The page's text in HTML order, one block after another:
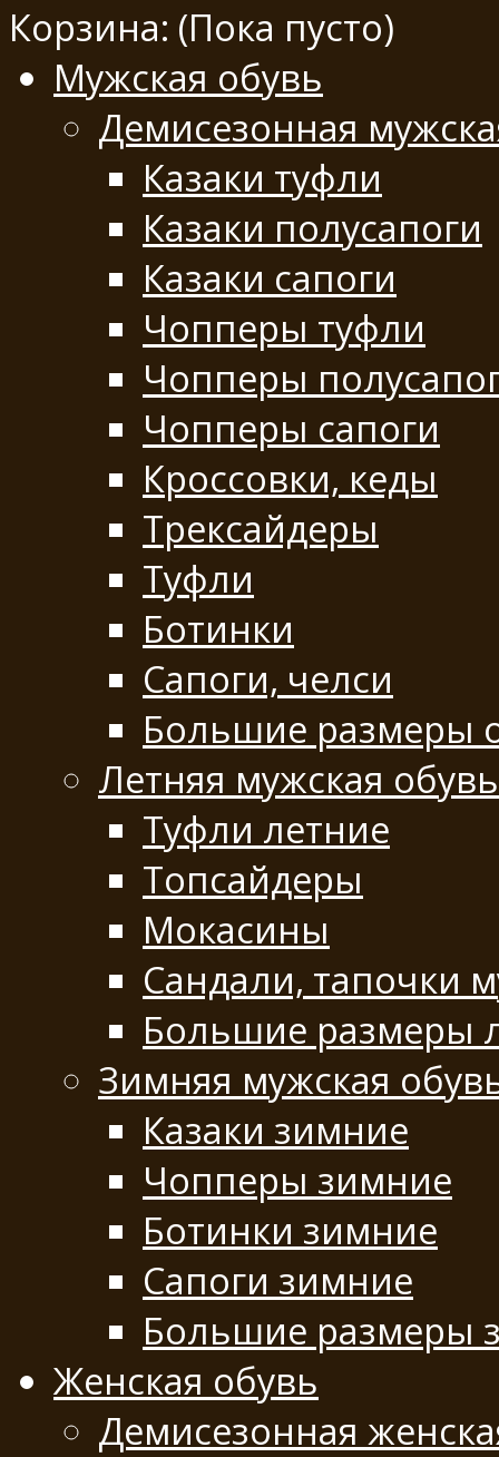
Корзина: (Пока пусто)
Мужская обувь
Демисезонная
Казаки туфли
Казаки полусапоги
Казаки сапоги
Чопперы туфли
Чопперы
Чопперы сапоги
Кроссовки, кеды
Трексайдеры
Туфли
Ботинки
Сапоги, челси
Большие размеры
Летняя мужская обувь
Туфли летние
Топсайдеры
Мокасины
Сандали, тапочки
Большие размеры
Зимняя мужская
Казаки зимние
Чопперы зимние
Ботинки зимние
Сапоги зимние
Большие размеры
Женская обувь
Демисезонная